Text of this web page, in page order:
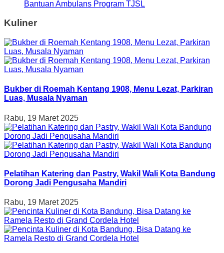
Bantuan Ambulans Program TJSL
Kuliner
Bukber di Roemah Kentang 1908, Menu Lezat, Parkiran
Luas, Musala Nyaman
Rabu, 19 Maret 2025
Pelatihan Katering dan Pastry, Wakil Wali Kota Bandung
Dorong Jadi Pengusaha Mandiri
Rabu, 19 Maret 2025